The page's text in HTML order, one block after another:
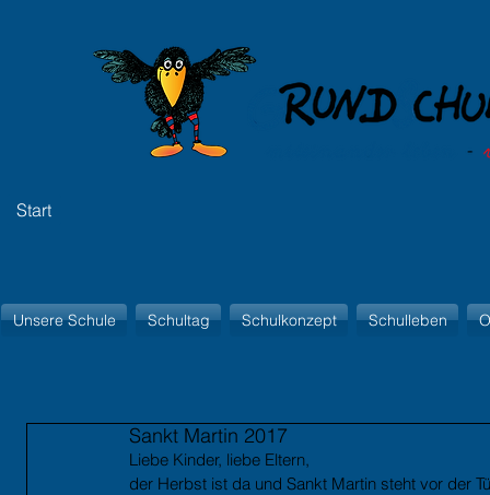
Start
Unsere Schule Schultag Schulkonzept Schulleben
Sankt Martin 2017
Liebe Kinder, liebe Eltern,
der Herbst ist da und Sankt Martin steht vor der